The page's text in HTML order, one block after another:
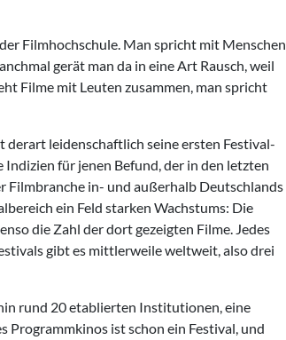
Filmhochschule. Man spricht mit Menschen
gerät man da in eine Art Rausch, weil
Filme mit Leuten zusammen, man spricht
derart leidenschaftlich seine ersten Festival-
für jenen Befund, der in den letzten
Filmbranche in- und außerhalb Deutschlands
ein Feld starken Wachstums: Die
die Zahl der dort gezeigten Filme. Jedes
gibt es mittlerweile weltweit, also drei
rund 20 etablierten Institutionen, eine
Programmkinos ist schon ein Festival, und